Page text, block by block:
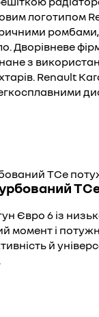
логотипом
Дворівневе
з
Renault
Євро 6 із
момент і
й